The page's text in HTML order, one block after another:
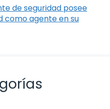
de seguridad posee
como agente en su